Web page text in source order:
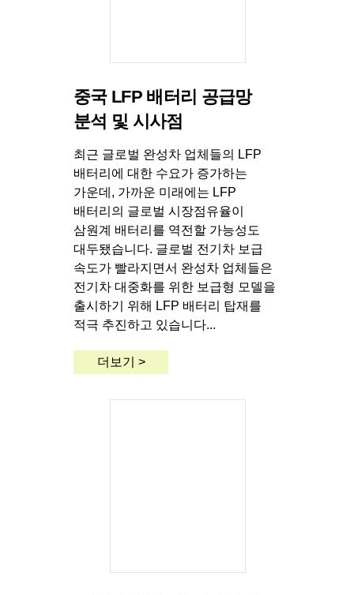
중국 LFP 배터리 공급망
분석 및 시사점
최근 글로벌 완성차 업체들의 LFP
배터리에 대한 수요가 증가하는
가운데, 가까운 미래에는 LFP
배터리의 글로벌 시장점유율이
삼원계 배터리를 역전할 가능성도
대두됐습니다. 글로벌 전기차 보급
속도가 빨라지면서 완성차 업체들은
전기차 대중화를 위한 보급형 모델을
출시하기 위해 LFP 배터리 탑재를
적극 추진하고 있습니다...
더보기 >